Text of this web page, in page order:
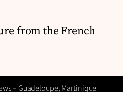
from the French
– Guadeloupe, Martinique